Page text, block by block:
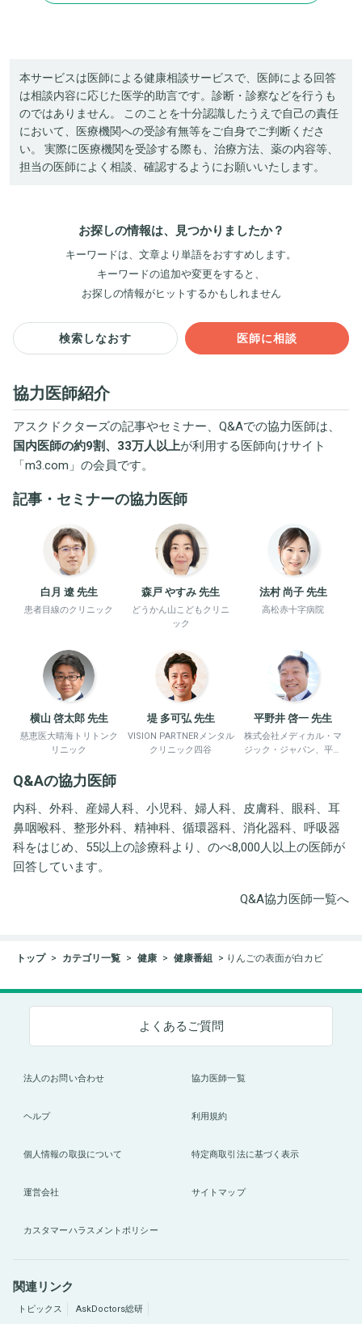
本サービスは医師による健康相談サービスで、医師による回答
は相談内容に応じた医学的助言です。診断・診察などを行うも
のではありません。 このことを十分認識したうえで自己の責任
において、医療機関への受診有無等をご自身でご判断くださ
い。 実際に医療機関を受診する際も、治療方法、薬の内容等、
担当の医師によく相談、確認するようにお願いいたします。
お探しの情報は、見つかりましたか？
キーワードは、文章より単語をおすすめします。
キーワードの追加や変更をすると、
お探しの情報がヒットするかもしれません
検索しなおす 医師に相談
協力医師紹介
アスクドクターズの記事やセミナー、Q&Aでの協力医師は、
国内医師の約9割、33万人以上が利用する医師向けサイト
「m3.com 」の会員です。
記事・セミナーの協力医師
白月 遼 先生
患者目線のクリニック
森戸 やすみ 先生
どうかん山こどもクリニ
ック
法村 尚子 先生
高松赤十字病院
横山 啓太郎 先生
慈恵医大晴海トリトンク
リニック
堤 多可弘 先生
VISION PARTNERメンタル
クリニック四谷
平野井 啓一 先生
株式会社メディカル・マ
ジック・ジャパン、平野
Q&Aの協力医師
内科、外科、産婦人科、小児科、婦人科、皮膚科、眼科、耳
鼻咽喉科、整形外科、精神科、循環器科、消化器科、呼吸器
科をはじめ、55以上の診療科より、のべ8,000人以上の医師が
回答しています。
Q&A協力医師一覧へ
トップ カテゴリ一覧 健康 健康番組 りんごの表面が白カビ
よくあるご質問
法人のお問い合わせ 協力医師一覧
ヘルプ 利用規約
個人情報の取扱について 特定商取引法に基づく表示
運営会社 サイトマップ
カスタマーハラスメントポリシー
関連リンク
トピックス
AskDoctors総研